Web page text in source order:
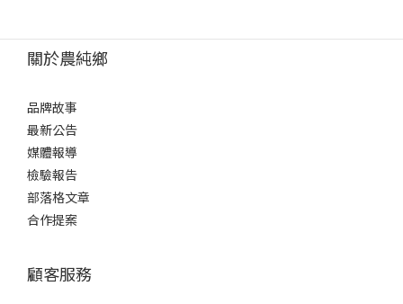
關於農純鄉
品牌故事
最新公告
媒體報導
檢驗報告
部落格文章
合作提案
顧客服務